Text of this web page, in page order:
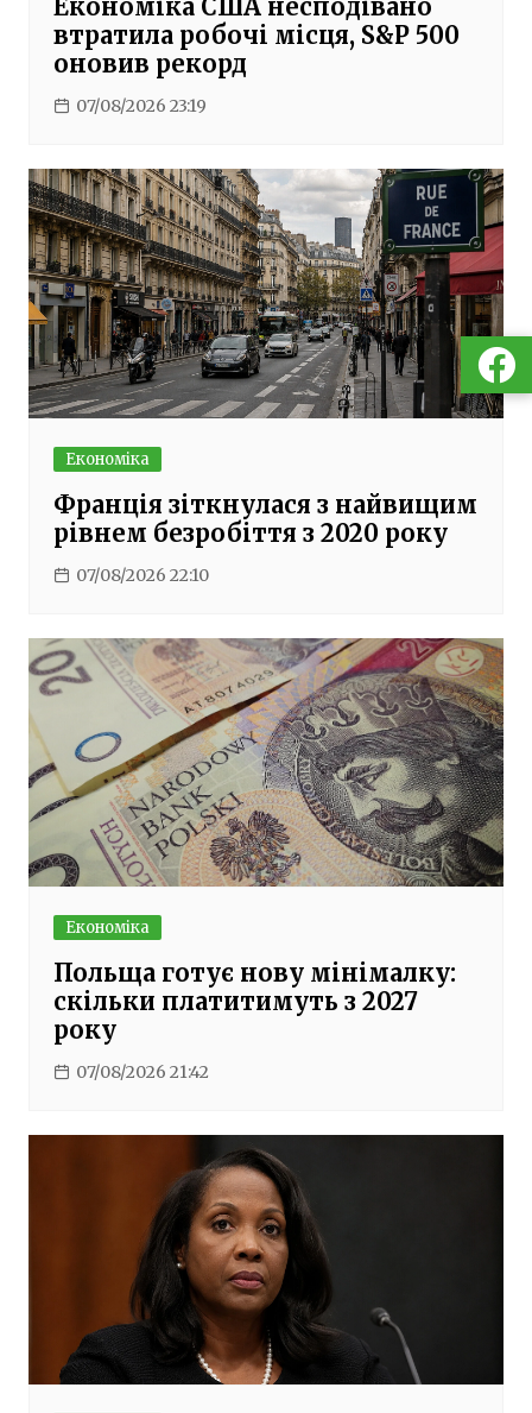
Економіка США несподівано
втратила робочі місця, S&P 500
оновив рекорд
07/08/2026 23:19
Економіка
Франція зіткнулася з найвищим
рівнем безробіття з 2020 року
07/08/2026 22:10
Економіка
Польща готує нову мінімалку:
скільки платитимуть з 2027
року
07/08/2026 21:42